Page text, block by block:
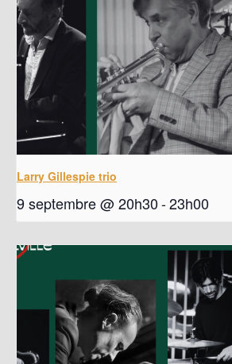
Larry Gillespie trio
9 septembre @ 20h30-23h00